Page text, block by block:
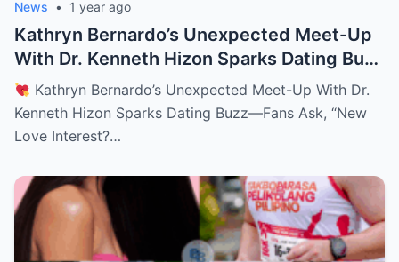
News • 1 year ago
Kathryn Bernardo’s Unexpected Meet-Up
With Dr. Kenneth Hizon Sparks Dating Buzz
—Fans Ask, “New Love Interest? Is She
Moving On?!
Kathryn Bernardo’s Unexpected Meet-Up With Dr.
Kenneth Hizon Sparks Dating Buzz—Fans Ask, “New
Love Interest?…